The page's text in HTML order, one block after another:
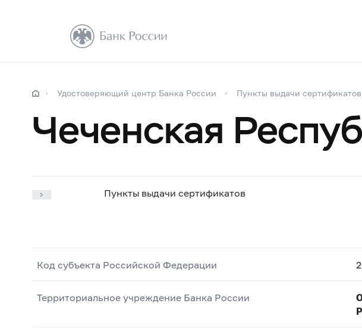
Удостоверяющий центр Банка России Пункты выдачи сертификатов
Чеченская
Пункты выдачи сертификатов
Код субъекта Российской Федерации
Территориальное учреждение Банка России